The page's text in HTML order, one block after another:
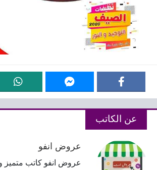
عن الكاتب
عروض انفو
عروض انفو كاتب متميز